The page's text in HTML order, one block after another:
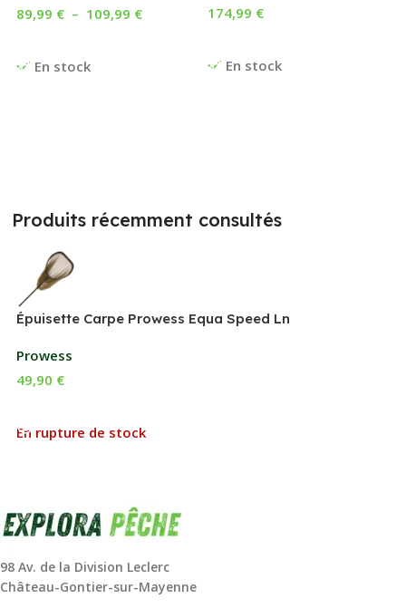
En stock
89,99 € – 109,99 €
En stock
174,99 €
Produits récemment consultés
Épuisette Carpe Prowess Equa Speed Ln
Prowess
En rupture de stock
49,90 €
98 Av. de la Division Leclerc
Château-Gontier-sur-Mayenne